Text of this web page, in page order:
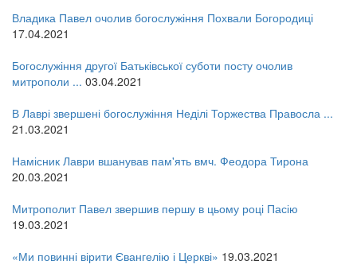
Владика Павел очолив богослужіння Похвали Богородиці
17.04.2021
Богослужіння другої Батьківської суботи посту очолив
митрополи ... 03.04.2021
В Лаврі звершені богослужіння Неділі Торжества Правосла ...
21.03.2021
Намісник Лаври вшанував пам'ять вмч. Феодора Тирона
20.03.2021
Митрополит Павел звершив першу в цьому році Пасію
19.03.2021
«Ми повинні вірити Євангелію і Церкві» 19.03.2021